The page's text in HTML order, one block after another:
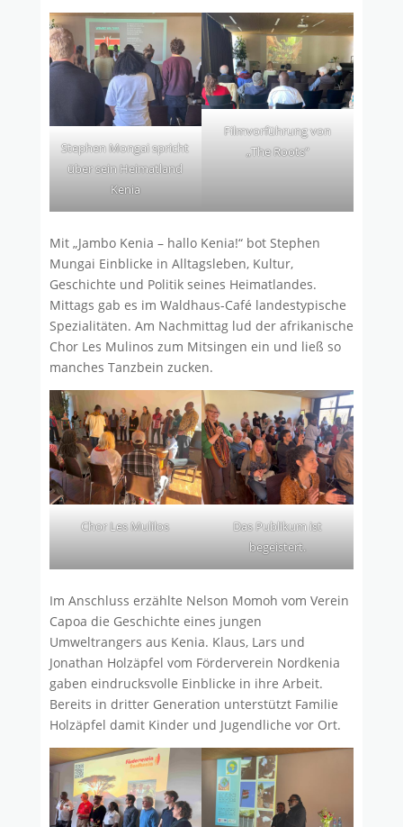
Stephen Mongai spricht
über sein Heimatland
Kenia
Filmvorführung von
„The Roots“
Mit „Jambo Kenia – hallo Kenia!“ bot Stephen
Mungai Einblicke in Alltagsleben, Kultur,
Geschichte und Politik seines Heimatlandes.
Mittags gab es im Waldhaus-Café landestypische
Spezialitäten. Am Nachmittag lud der afrikanische
Chor Les Mulinos zum Mitsingen ein und ließ so
manches Tanzbein zucken.
Chor Les Mulilos
Das Publikum ist
begeistert.
Im Anschluss erzählte Nelson Momoh vom Verein
Capoa die Geschichte eines jungen
Umweltrangers aus Kenia. Klaus, Lars und
Jonathan Holzäpfel vom Förderverein Nordkenia
gaben eindrucksvolle Einblicke in ihre Arbeit.
Bereits in dritter Generation unterstützt Familie
Holzäpfel damit Kinder und Jugendliche vor Ort.